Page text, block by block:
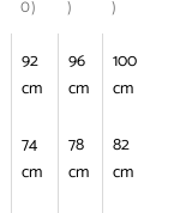
0) ) )
92
cm
96
cm
100
cm
74
cm
78
cm
82
cm